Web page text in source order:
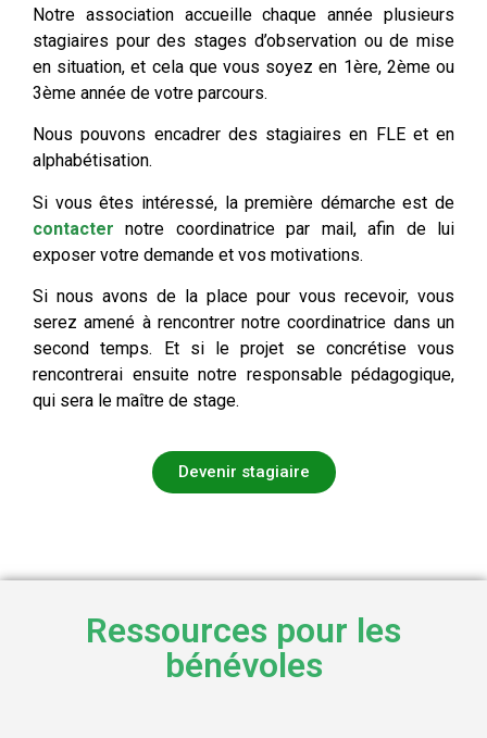
Notre association accueille chaque année plusieurs
stagiaires pour des stages d’observation ou de mise
en situation, et cela que vous soyez en 1ère, 2ème ou
3ème année de votre parcours.
Nous pouvons encadrer des stagiaires en FLE et en
alphabétisation.
Si vous êtes intéressé, la première démarche est de
contacter notre coordinatrice par mail, afin de lui
exposer votre demande et vos motivations.
Si nous avons de la place pour vous recevoir, vous
serez amené à rencontrer notre coordinatrice dans un
second temps. Et si le projet se concrétise vous
rencontrerai ensuite notre responsable pédagogique,
qui sera le maître de stage.
Devenir stagiaire
Ressources pour les
bénévoles